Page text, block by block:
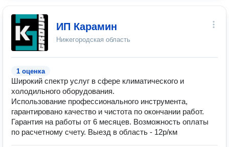
ИП Карамин
Нижегородская область
1 оценка
Широкий спектр услуг в сфере климатического и
холодильного оборудования.
Использование профессионального инструмента,
гарантировано качество и чистота по окончании работ.
Гарантия на работы от 6 месяцев. Возможность оплаты
по расчетному счету. Выезд в область - 12р/км